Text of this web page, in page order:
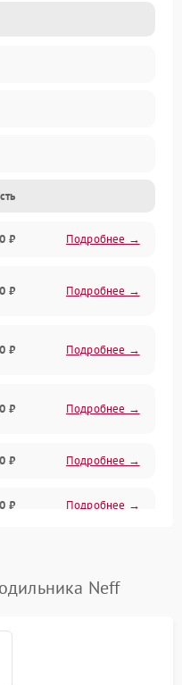
₽ Подробнее →
₽ Подробнее →
₽ Подробнее →
₽ Подробнее →
₽ Подробнее →
₽ Подробнее →
₽ Подробнее →
Neff